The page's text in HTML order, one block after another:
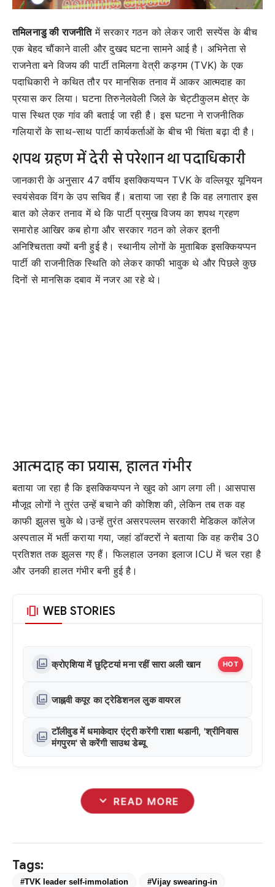
तमिलनाडु की राजनीतिमें सरकार गठन को लेकर जारी सस्पेंस के बीच
एक बेहद चौंकाने वाली और दुखद घटना सामने आई है। अभिनेता से
राजनेता बने विजय की पार्टी तमिलगा वेत्री कड़गम (TVK) के एक
पदाधिकारी ने कथित तौर पर मानसिक तनाव में आकर आत्मदाह का
प्रयास कर लिया। घटना तिरुनेलवेली जिले के चेट्टीकुलम क्षेत्र के
पास स्थित एक गांव की बताई जा रही है। इस घटना ने राजनीतिक
गलियारों के साथ-साथ पार्टी कार्यकर्ताओं के बीच भी चिंता बढ़ा दी है।
शपथ ग्रहण में देरी से परेशान था पदाधिकारी
जानकारी के अनुसार 47 वर्षीय इसक्कियप्पन TVK के वल्लियूर यूनियन
स्वयंसेवक विंग के उप सचिव हैं। बताया जा रहा है कि वह लगातार इस
बात को लेकर तनाव में थे कि पार्टी प्रमुख विजय का शपथ ग्रहण
समारोह आखिर कब होगा और सरकार गठन को लेकर इतनी
अनिश्चितता क्यों बनी हुई है। स्थानीय लोगों के मुताबिक इसक्कियप्पन
पार्टी की राजनीतिक स्थिति को लेकर काफी भावुक थे और पिछले कुछ
दिनों से मानसिक दबाव में नजर आ रहे थे।
आत्मदाह का प्रयास, हालत गंभीर
बताया जा रहा है कि इसक्कियप्पन ने खुद को आग लगा ली। आसपास
मौजूद लोगों ने तुरंत उन्हें बचाने की कोशिश की, लेकिन तब तक वह
काफी झुलस चुके थे।उन्हें तुरंत असरपल्लम सरकारी मेडिकल कॉलेज
अस्पताल में भर्ती कराया गया, जहां डॉक्टरों ने बताया कि वह करीब 30
प्रतिशत तक झुलस गए हैं। फिलहाल उनका इलाज ICU में चल रहा है
और उनकी हालत गंभीर बनी हुई है।
amp_stories WEB STORIES
photo_library क्रोएशिया में छुट्टियां मना रहीं सारा अली खान HOT
photo_library जाह्नवी कपूर का ट्रेडिशनल लुक वायरल
photo_library टॉलीवुड में धमाकेदार एंट्री करेंगी राशा थडानी, 'श्रीनिवास
मंगपुरम' से करेंगी साउथ डेब्यू
expand_more READ MORE
Tags:
#TVK leader self-immolation #Vijay swearing-in